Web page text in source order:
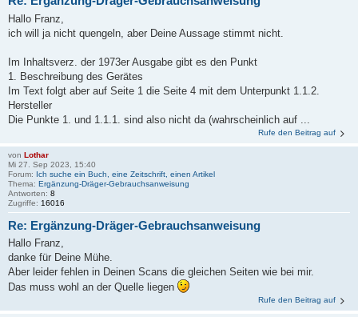
Hallo Franz,
ich will ja nicht quengeln, aber Deine Aussage stimmt nicht.
Im Inhaltsverz. der 1973er Ausgabe gibt es den Punkt
1. Beschreibung des Gerätes
Im Text folgt aber auf Seite 1 die Seite 4 mit dem Unterpunkt 1.1.2.
Hersteller
Die Punkte 1. und 1.1.1. sind also nicht da (wahrscheinlich auf ...
Rufe den Beitrag auf
von Lothar
Mi 27. Sep 2023, 15:40
Forum: Ich suche ein Buch, eine Zeitschrift, einen Artikel
Thema: Ergänzung-Dräger-Gebrauchsanweisung
Antworten: 8
Zugriffe: 16016
Re: Ergänzung-Dräger-Gebrauchsanweisung
Hallo Franz,
danke für Deine Mühe.
Aber leider fehlen in Deinen Scans die gleichen Seiten wie bei mir.
Das muss wohl an der Quelle liegen
Rufe den Beitrag auf